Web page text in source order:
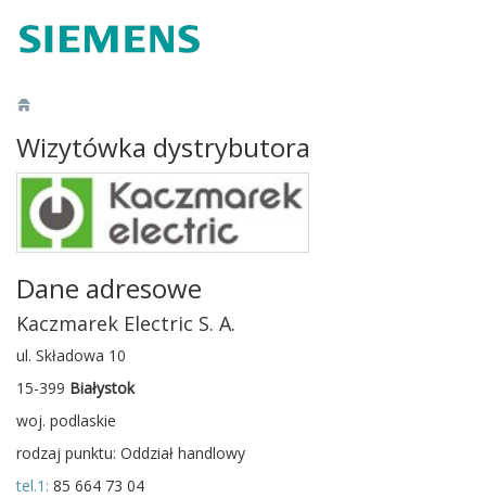
Wizytówka dystrybutora
Dane adresowe
Kaczmarek Electric S. A.
ul. Składowa 10
15-399 Białystok
woj. podlaskie
rodzaj punktu: Oddział handlowy
tel.1: 85 664 73 04